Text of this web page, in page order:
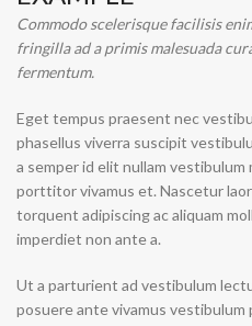
Commodo scelerisque facilisis
fringilla ad a primis malesuada
fermentum.
Eget tempus praesent nec
phasellus viverra suscipit
a semper id elit nullam
porttitor vivamus et. Nascetur
torquent adipiscing ac aliquam
imperdiet non ante a.
Ut a parturient ad vestibulum
posuere ante vivamus